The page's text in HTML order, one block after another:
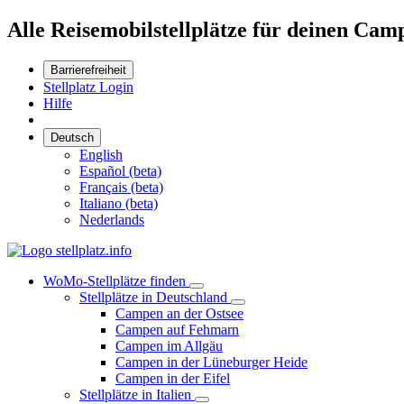
Alle Reisemobilstellplätze für deinen
Barrierefreiheit
Stellplatz Login
Hilfe
Deutsch
English
Español (beta)
Français (beta)
Italiano (beta)
Nederlands
WoMo-Stellplätze finden
Stellplätze in Deutschland
Campen an der Ostsee
Campen auf Fehmarn
Campen im Allgäu
Campen in der Lüneburger Heide
Campen in der Eifel
Stellplätze in Italien